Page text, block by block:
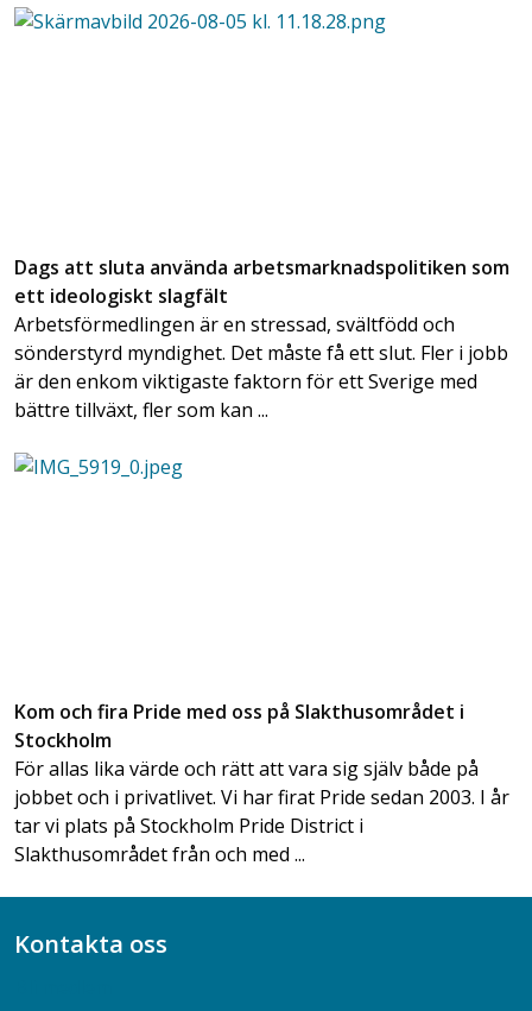
Dags att sluta använda arbetsmarknadspolitiken som
ett ideologiskt slagfält
Arbetsförmedlingen är en stressad, svältfödd och
sönderstyrd myndighet. Det måste få ett slut. Fler i jobb
är den enkom viktigaste faktorn för ett Sverige med
bättre tillväxt, fler som kan ...
Kom och fira Pride med oss på Slakthusområdet i
Stockholm
För allas lika värde och rätt att vara sig själv både på
jobbet och i privatlivet. Vi har firat Pride sedan 2003. I år
tar vi plats på Stockholm Pride District i
Slakthusområdet från och med ...
Kontakta oss